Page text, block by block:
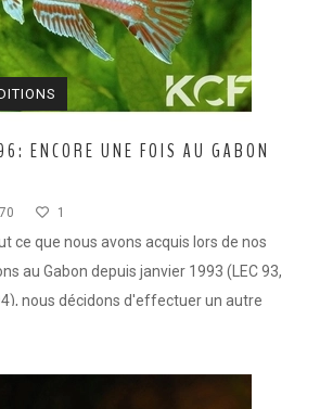
ENCORE UNE FOIS AU GABON
1
ce que nous avons acquis lors de nos
au Gabon depuis janvier 1993 (LEC 93,
94), nous décidons d'effectuer un autre